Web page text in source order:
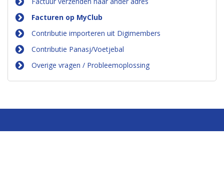
Facturen op MyClub
Contributie importeren uit Digimembers
Contributie Panasj/Voetjebal
Overige vragen / Probleemoplossing